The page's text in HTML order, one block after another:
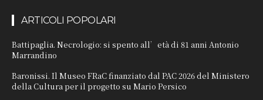
ARTICOLI POPOLARI
Battipaglia. Necrologio: si spento all’età di 81 anni Antonio
Marrandino
Baronissi. Il Museo FRaC finanziato dal PAC 2026 del Ministero
della Cultura per il progetto su Mario Persico